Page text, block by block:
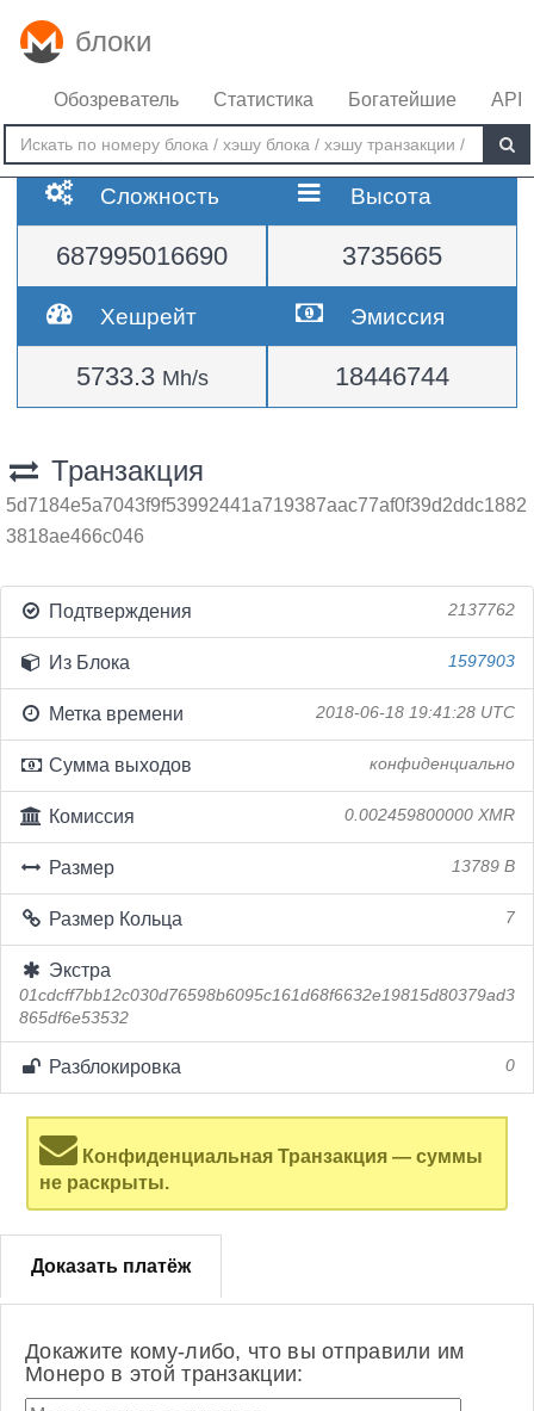
блоки
Обозреватель Статистика Богатейшие API
Сложность
687995016690
Высота
3735665
Хешрейт
5733.3 Mh/s
Эмиссия
18446744
Транзакция
5d7184e5a7043f9f53992441a719387aac77af0f39d2ddc1882
3818ae466c046
Подтверждения 2137762
Из Блока 1597903
Метка времени 2018-06-18 19:41:28 UTC
Сумма выходов конфиденциально
Комиссия 0.002459800000 XMR
Размер 13789 B
Размер Кольца 7
Экстра
01cdcff7bb12c030d76598b6095c161d68f6632e19815d80379ad3
865df6e53532
Разблокировка 0
Конфиденциальная Транзакция — суммы
не раскрыты.
Доказать платёж
Докажите кому-либо, что вы отправили им
Монеро в этой транзакции: